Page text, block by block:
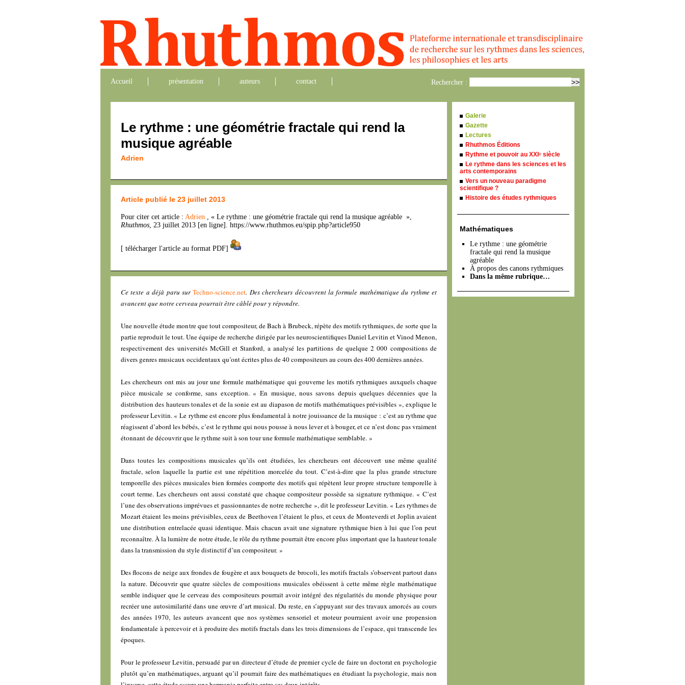
Accueil présentation auteurs contact Rechercher :
Le rythme : une géométrie fractale qui rend la
musique agréable
Adrien
Article publié le 23 juillet 2013
Pour citer cet article : Adrien , « Le rythme : une géométrie fractale qui rend la musique agréable »,
Rhuthmos, 23 juillet 2013 [en ligne]. https://www.rhuthmos.eu/spip.php?article950
[ télécharger l'article au format PDF]
Ce texte a déjà paru surTechno-science.net. Des chercheurs découvrent la formule mathématique du rythme et
avancent que notre cerveau pourrait être câblé pour y répondre.
Une nouvelle étude montre que tout compositeur, de Bach à Brubeck, répète des motifs rythmiques, de sorte que la
partie reproduit le tout. Une équipe de recherche dirigée par les neuroscientifiques Daniel Levitin et Vinod Menon,
respectivement des universités McGill et Stanford, a analysé les partitions de quelque 2 000 compositions de
divers genres musicaux occidentaux qu’ont écrites plus de 40 compositeurs au cours des 400 dernières années.
Les chercheurs ont mis au jour une formule mathématique qui gouverne les motifs rythmiques auxquels chaque
pièce musicale se conforme, sans exception. « En musique, nous savons depuis quelques décennies que la
distribution des hauteurs tonales et de la sonie est au diapason de motifs mathématiques prévisibles », explique le
professeur Levitin. « Le rythme est encore plus fondamental à notre jouissance de la musique : c’est au rythme que
réagissent d’abord les bébés, c’est le rythme qui nous pousse à nous lever et à bouger, et ce n’est donc pas vraiment
étonnant de découvrir que le rythme suit à son tour une formule mathématique semblable. »
Dans toutes les compositions musicales qu’ils ont étudiées, les chercheurs ont découvert une même qualité
fractale, selon laquelle la partie est une répétition morcelée du tout. C’est-à-dire que la plus grande structure
temporelle des pièces musicales bien formées comporte des motifs qui répètent leur propre structure temporelle à
court terme. Les chercheurs ont aussi constaté que chaque compositeur possède sa signature rythmique. « C’est
l’une des observations imprévues et passionnantes de notre recherche », dit le professeur Levitin. « Les rythmes de
Mozart étaient les moins prévisibles, ceux de Beethoven l’étaient le plus, et ceux de Monteverdi et Joplin avaient
une distribution entrelacée quasi identique. Mais chacun avait une signature rythmique bien à lui que l’on peut
reconnaître. À la lumière de notre étude, le rôle du rythme pourrait être encore plus important que la hauteur tonale
dans la transmission du style distinctif d’un compositeur. »
Des flocons de neige aux frondes de fougère et aux bouquets de brocoli, les motifs fractals s’observent partout dans
la nature. Découvrir que quatre siècles de compositions musicales obéissent à cette même règle mathématique
semble indiquer que le cerveau des compositeurs pourrait avoir intégré des régularités du monde physique pour
recréer une autosimilarité dans une œuvre d’art musical. Du reste, en s’appuyant sur des travaux amorcés au cours
des années 1970, les auteurs avancent que nos systèmes sensoriel et moteur pourraient avoir une propension
fondamentale à percevoir et à produire des motifs fractals dans les trois dimensions de l’espace, qui transcende les
époques.
Pour le professeur Levitin, persuadé par un directeur d’étude de premier cycle de faire un doctorat en psychologie
plutôt qu’en mathématiques, arguant qu’il pourrait faire des mathématiques en étudiant la psychologie, mais non
Galerie
Gazette
Lectures
Rhuthmos Éditions
Rythme et pouvoir au XXI e siècle
Le rythme dans les sciences et les
arts contemporains
Vers un nouveau paradigme
scientifique ?
Histoire des études rythmiques
Mathématiques
Le rythme : une géométrie
fractale qui rend la musique
agréable
À propos des canons rythmiques
Dans la même rubrique…